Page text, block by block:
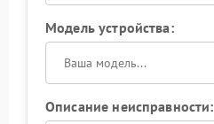
Модель устройства:
Описание неисправности: